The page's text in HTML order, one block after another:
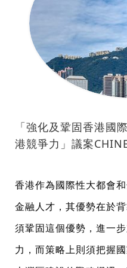
「強化及鞏固香港國
港競爭力」議案
香港作為國際性大都會
金融人才，其優勢在於
須鞏固這個優勢，進一
力，而策略上則須把握